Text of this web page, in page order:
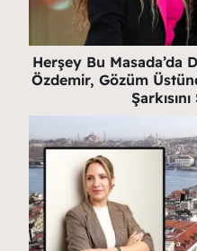
Herşey Bu Masada’da
Özdemir, Gözüm